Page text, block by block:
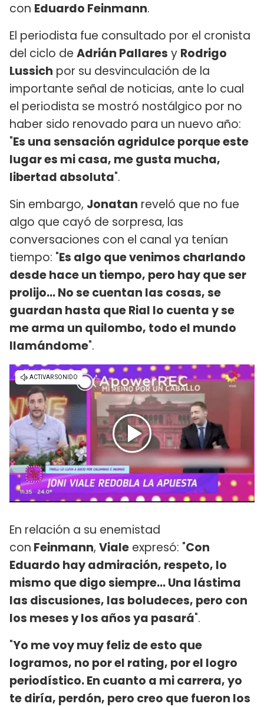
con Eduardo Feinmann.
El periodista fue consultado por el cronista
del ciclo de Adrián Pallares y Rodrigo
Lussich por su desvinculación de la
importante señal de noticias, ante lo cual
el periodista se mostró nostálgico por no
haber sido renovado para un nuevo año:
"Es una sensación agridulce porque este
lugar es mi casa, me gusta mucha,
libertad absoluta".
Sin embargo, Jonatan reveló que no fue
algo que cayó de sorpresa, las
conversaciones con el canal ya tenían
tiempo: "Es algo que venimos charlando
desde hace un tiempo, pero hay que ser
prolijo... No se cuentan las cosas, se
guardan hasta que Rial lo cuenta y se
me arma un quilombo, todo el mundo
llamándome".
En relación a su enemistad
con Feinmann, Viale expresó: "Con
Eduardo hay admiración, respeto, lo
mismo que digo siempre... Una lástima
las discusiones, las boludeces, pero con
los meses y los años ya pasará".
"Yo me voy muy feliz de esto que
logramos, no por el rating, por el logro
periodístico. En cuanto a mi carrera, yo
te diría, perdón, pero creo que fueron los